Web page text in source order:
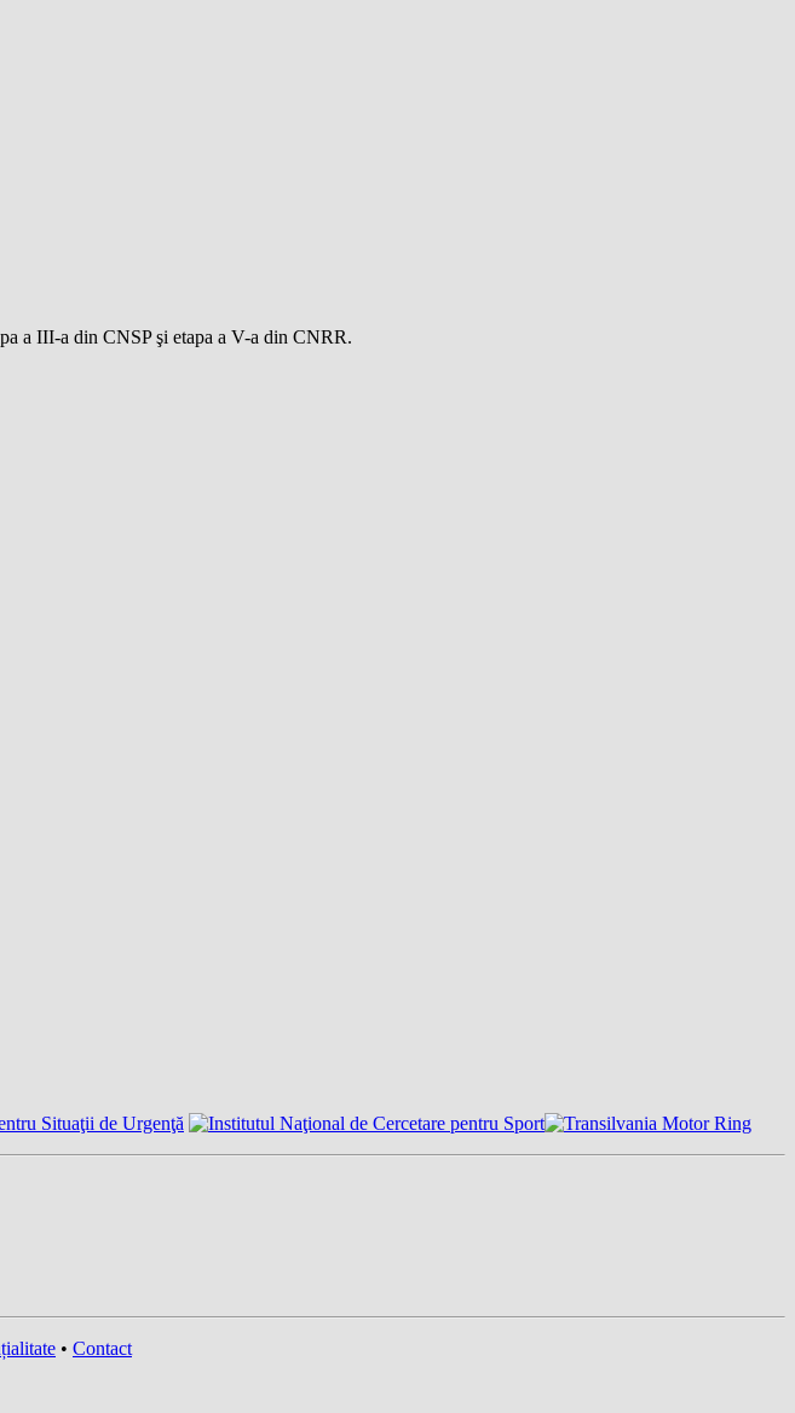
a III-a din CNSP şi etapa a V-a din CNRR.
• Contact